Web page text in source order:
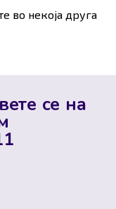
во некоја друга
се на